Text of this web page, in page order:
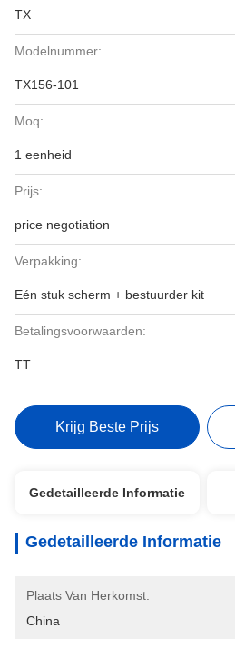
TX
Modelnummer:
TX156-101
Moq:
1 eenheid
Prijs:
price negotiation
Verpakking:
Eén stuk scherm + bestuurder kit
Betalingsvoorwaarden:
TT
Krijg Beste Prijs
Gedetailleerde Informatie
Gedetailleerde Informatie
Plaats Van Herkomst:
China